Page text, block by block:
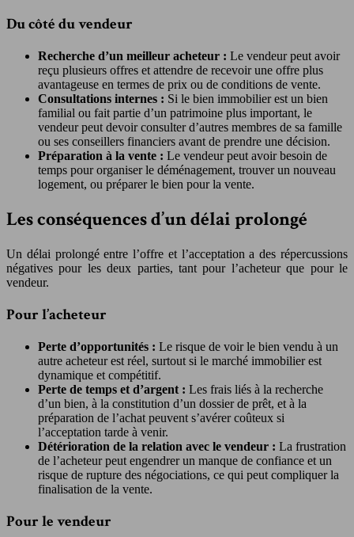
Du côté du vendeur
Recherche d’un meilleur acheteur : Le vendeur peut avoir
reçu plusieurs offres et attendre de recevoir une offre plus
avantageuse en termes de prix ou de conditions de vente.
Consultations internes : Si le bien immobilier est un bien
familial ou fait partie d’un patrimoine plus important, le
vendeur peut devoir consulter d’autres membres de sa famille
ou ses conseillers financiers avant de prendre une décision.
Préparation à la vente : Le vendeur peut avoir besoin de
temps pour organiser le déménagement, trouver un nouveau
logement, ou préparer le bien pour la vente.
Les conséquences d’un délai prolongé
Un délai prolongé entre l’offre et l’acceptation a des répercussions
négatives pour les deux parties, tant pour l’acheteur que pour le
vendeur.
Pour l’acheteur
Perte d’opportunités : Le risque de voir le bien vendu à un
autre acheteur est réel, surtout si le marché immobilier est
dynamique et compétitif.
Perte de temps et d’argent : Les frais liés à la recherche
d’un bien, à la constitution d’un dossier de prêt, et à la
préparation de l’achat peuvent s’avérer coûteux si
l’acceptation tarde à venir.
Détérioration de la relation avec le vendeur : La frustration
de l’acheteur peut engendrer un manque de confiance et un
risque de rupture des négociations, ce qui peut compliquer la
finalisation de la vente.
Pour le vendeur